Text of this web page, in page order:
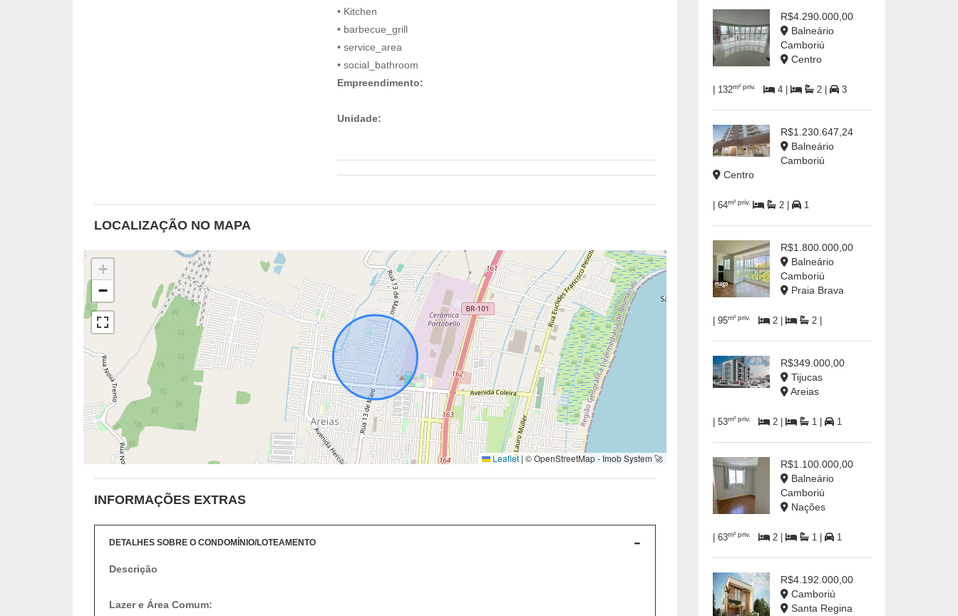
• Kitchen
• barbecue_grill
• service_area
• social_bathroom
Empreendimento:
Unidade:
LOCALIZAÇÃO NO MAPA
+
−
Leaflet | © OpenStreetMap - Imob System 🚀
INFORMAÇÕES EXTRAS
DETALHES SOBRE O CONDOMÍNIO/LOTEAMENTO
Descrição
Lazer e Área Comum:
R$4.290.000,00
Balneário
Camboriú
Centro
| 132m² priv. 4 | 2 | 3
R$1.230.647,24
Balneário
Camboriú
Centro
| 64m² priv. 2 | 1
R$1.800.000,00
Balneário
Camboriú
Praia Brava
| 95m² priv. 2 | 2 |
R$349.000,00
Tijucas
Areias
| 53m² priv. 2 | 1 | 1
R$1.100.000,00
Balneário
Camboriú
Nações
| 63m² priv. 2 | 1 | 1
R$4.192.000,00
Camboriú
Santa Regina